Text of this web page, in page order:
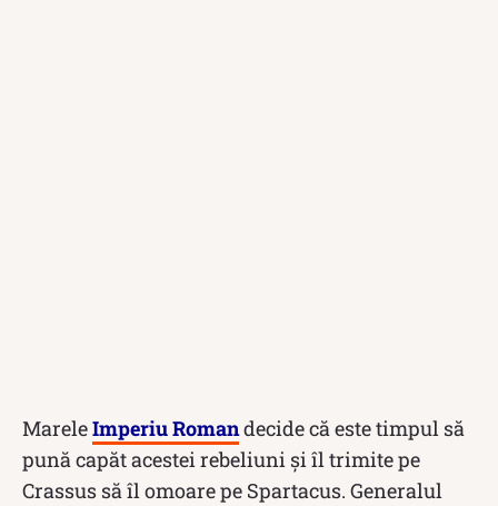
MareleImperiu Romandecide că este timpul să
pună capăt acestei rebeliuni și îl trimite pe
Crassus să îl omoare pe Spartacus. Generalul